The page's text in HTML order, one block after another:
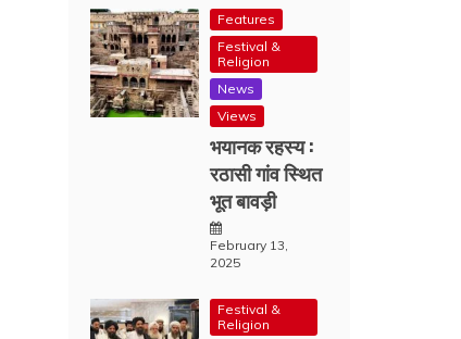
Features
Festival &
Religion
News
Views
भयानक रहस्य :
रठासी गांव स्थित
भूत बावड़ी
February 13,
2025
Festival &
Religion